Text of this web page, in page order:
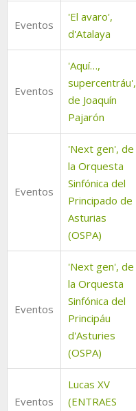
Eventos
'El avaro',
d'Atalaya
Eventos
'Aquí…,
supercentráu',
de Joaquín
Pajarón
Eventos
'Next gen', de
la Orquesta
Sinfónica del
Principado de
Asturias
(OSPA)
Eventos
'Next gen', de
la Orquesta
Sinfónica del
Principáu
d'Asturies
(OSPA)
Eventos
Lucas XV
(ENTRAES